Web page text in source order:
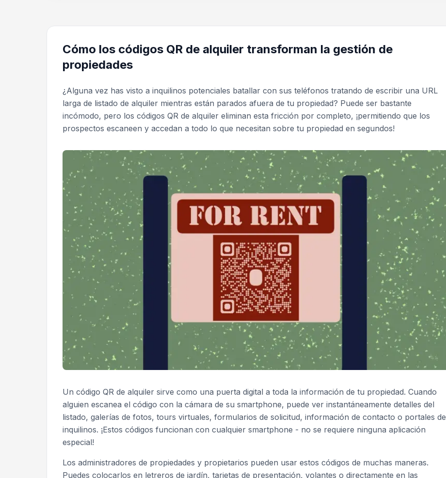
Cómo los códigos QR de alquiler transforman la gestión de
propiedades
¿Alguna vez has visto a inquilinos potenciales batallar con sus teléfonos tratando de escribir una URL
larga de listado de alquiler mientras están parados afuera de tu propiedad? Puede ser bastante
incómodo, pero los códigos QR de alquiler eliminan esta fricción por completo, ¡permitiendo que los
prospectos escaneen y accedan a todo lo que necesitan sobre tu propiedad en segundos!
Un código QR de alquiler sirve como una puerta digital a toda la información de tu propiedad. Cuando
alguien escanea el código con la cámara de su smartphone, puede ver instantáneamente detalles del
listado, galerías de fotos, tours virtuales, formularios de solicitud, información de contacto o portales de
inquilinos. ¡Estos códigos funcionan con cualquier smartphone - no se requiere ninguna aplicación
especial!
Los administradores de propiedades y propietarios pueden usar estos códigos de muchas maneras.
Puedes colocarlos en letreros de jardín, tarjetas de presentación, volantes o directamente en las